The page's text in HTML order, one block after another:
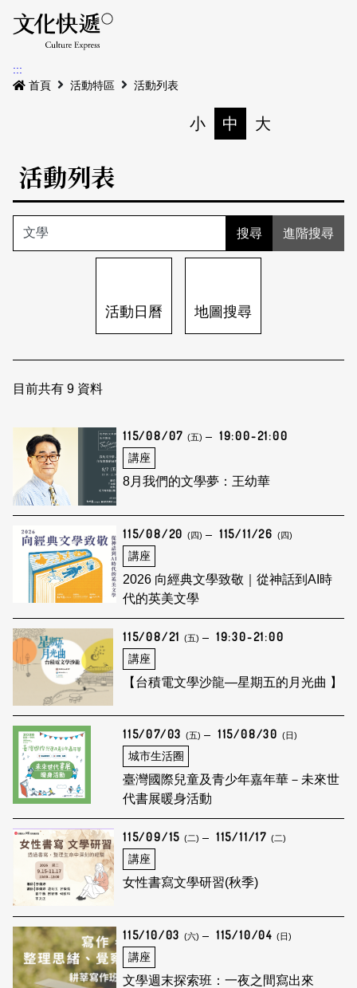
最新公告
本期專題
歷史專題
活動特區
活動列表
關於我們
訂閱文化快遞
聯絡我們
:::
首頁
活動特區 活動列表
小 中 大
活動列表
進階搜尋
活動日曆 地圖搜尋
目前共有 9 資料
115/08/07 (五) 19:00-21:00
講座
8月我們的文學夢：王幼華
115/08/20 (四) 115/11/26 (四)
講座
2026 向經典文學致敬｜從神話到AI時
代的英美文學
115/08/21 (五) 19:30-21:00
講座
【台積電文學沙龍—星期五的月光曲 】
115/07/03 (五) 115/08/30 (日)
城市生活圈
臺灣國際兒童及青少年嘉年華－未來世
代書展暖身活動
115/09/15 (二) 115/11/17 (二)
講座
女性書寫文學研習(秋季)
115/10/03 (六) 115/10/04 (日)
講座
文學週末探索班：一夜之間寫出來